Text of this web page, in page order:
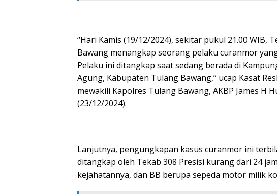
“Hari Kamis (19/12/2024), sekitar pukul 21.00 WIB,
Bawang menangkap seorang pelaku curanmor
Pelaku ini ditangkap saat sedang berada di
Agung, Kabupaten Tulang Bawang,” ucap Kasat
mewakili Kapolres Tulang Bawang, AKBP James H
(23/12/2024).
Lanjutnya, pengungkapan kasus curanmor ini
ditangkap oleh Tekab 308 Presisi kurang dari 24
kejahatannya, dan BB berupa sepeda motor milik